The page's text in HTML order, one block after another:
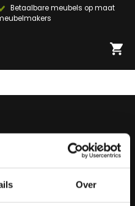
Over
Betaalbare meubels op maat